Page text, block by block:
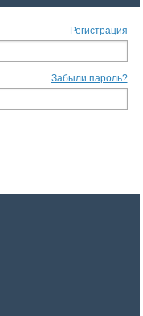
Регистрация
Забыли пароль?